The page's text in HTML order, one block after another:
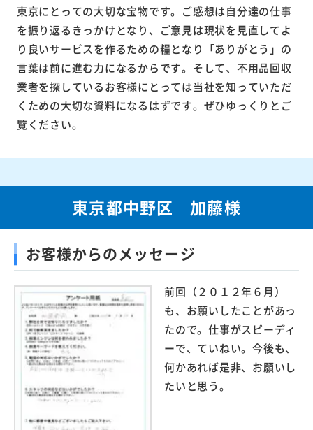
東京にとっての大切な宝物です。ご感想は自分達の仕事
を振り返るきっかけとなり、ご意見は現状を見直してよ
り良いサービスを作るための糧となり「ありがとう」の
言葉は前に進む力になるからです。そして、不用品回収
業者を探しているお客様にとっては当社を知っていただ
くための大切な資料になるはずです。ぜひゆっくりとご
覧ください。
東京都中野区 加藤様
お客様からのメッセージ
前回（２０１２年６月）
も、お願いしたことがあっ
たので。仕事がスピーディ
ーで、ていねい。今後も、
何かあれば是非、お願いし
たいと思う。